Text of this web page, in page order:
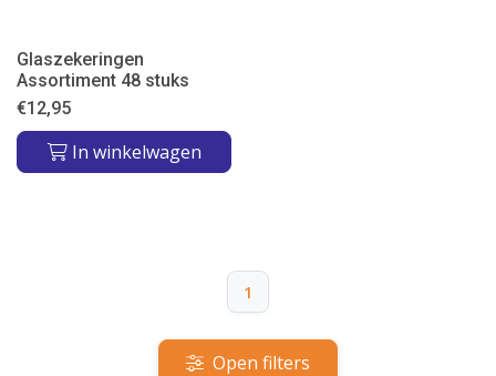
Glaszekeringen
Assortiment 48 stuks
€12,95
In winkelwagen
1
Open filters